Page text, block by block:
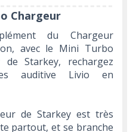
Chargeur
du Chargeur
avec le Mini Turbo
de Starkey, rechargez
auditive Livio en
de Starkey est très
partout, et se branche